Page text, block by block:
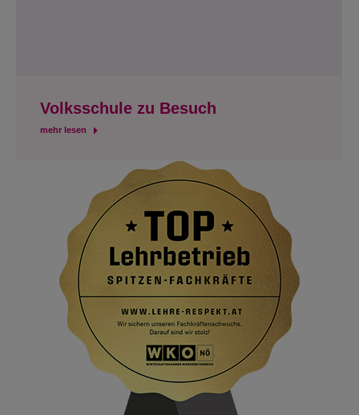
Volksschule zu Besuch
mehr lesen